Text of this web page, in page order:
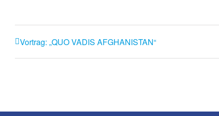
Vortrag: „QUO VADIS AFGHANISTAN“